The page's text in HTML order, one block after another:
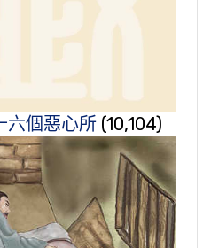
六個惡心所 (10,104)